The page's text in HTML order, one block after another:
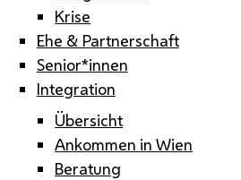
Krise
Ehe & Partnerschaft
Senior*innen
Integration
Übersicht
Ankommen in Wien
Beratung